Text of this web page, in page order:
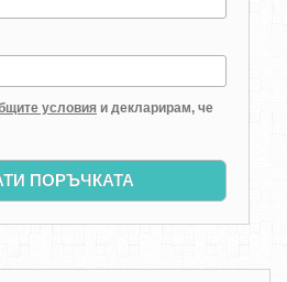
условия и декларирам, че
ПОРЪЧКАТА